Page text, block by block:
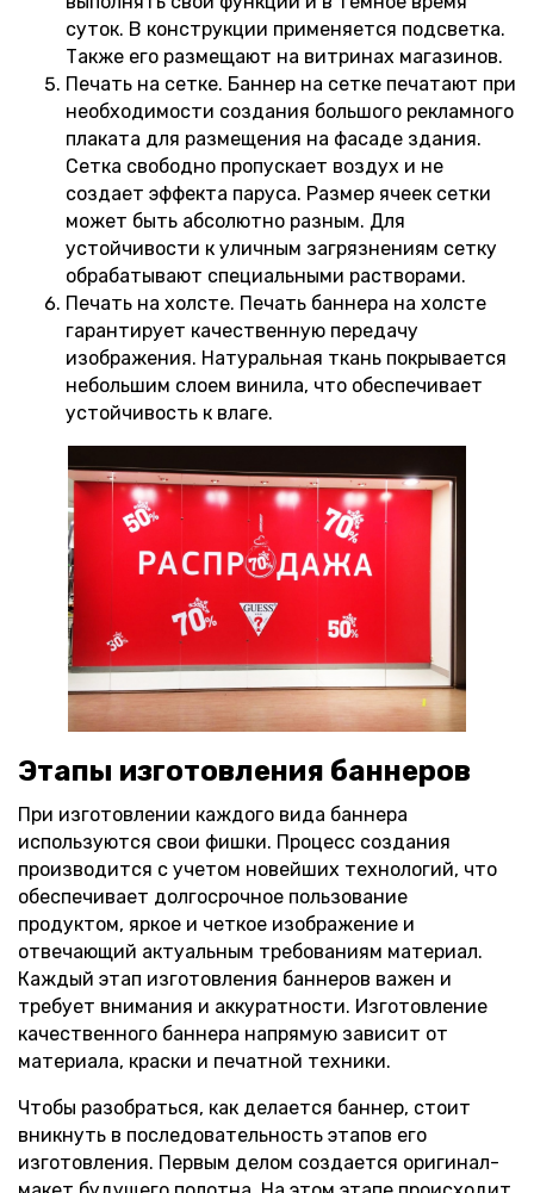
суток. В конструкции применяется подсветка.
Также его размещают на витринах магазинов.
Печать на сетке. Баннер на сетке печатают при
необходимости создания большого рекламного
плаката для размещения на фасаде здания.
Сетка свободно пропускает воздух и не
создает эффекта паруса. Размер ячеек сетки
может быть абсолютно разным. Для
устойчивости к уличным загрязнениям сетку
обрабатывают специальными растворами.
Печать на холсте. Печать баннера на холсте
гарантирует качественную передачу
изображения. Натуральная ткань покрывается
небольшим слоем винила, что обеспечивает
устойчивость к влаге.
Этапы изготовления баннеров
При изготовлении каждого вида баннера
используются свои фишки. Процесс создания
производится с учетом новейших технологий, что
обеспечивает долгосрочное пользование
продуктом, яркое и четкое изображение и
отвечающий актуальным требованиям материал.
Каждый этап изготовления баннеров важен и
требует внимания и аккуратности. Изготовление
качественного баннера напрямую зависит от
материала, краски и печатной техники.
Чтобы разобраться, как делается баннер, стоит
вникнуть в последовательность этапов его
изготовления. Первым делом создается оригинал-